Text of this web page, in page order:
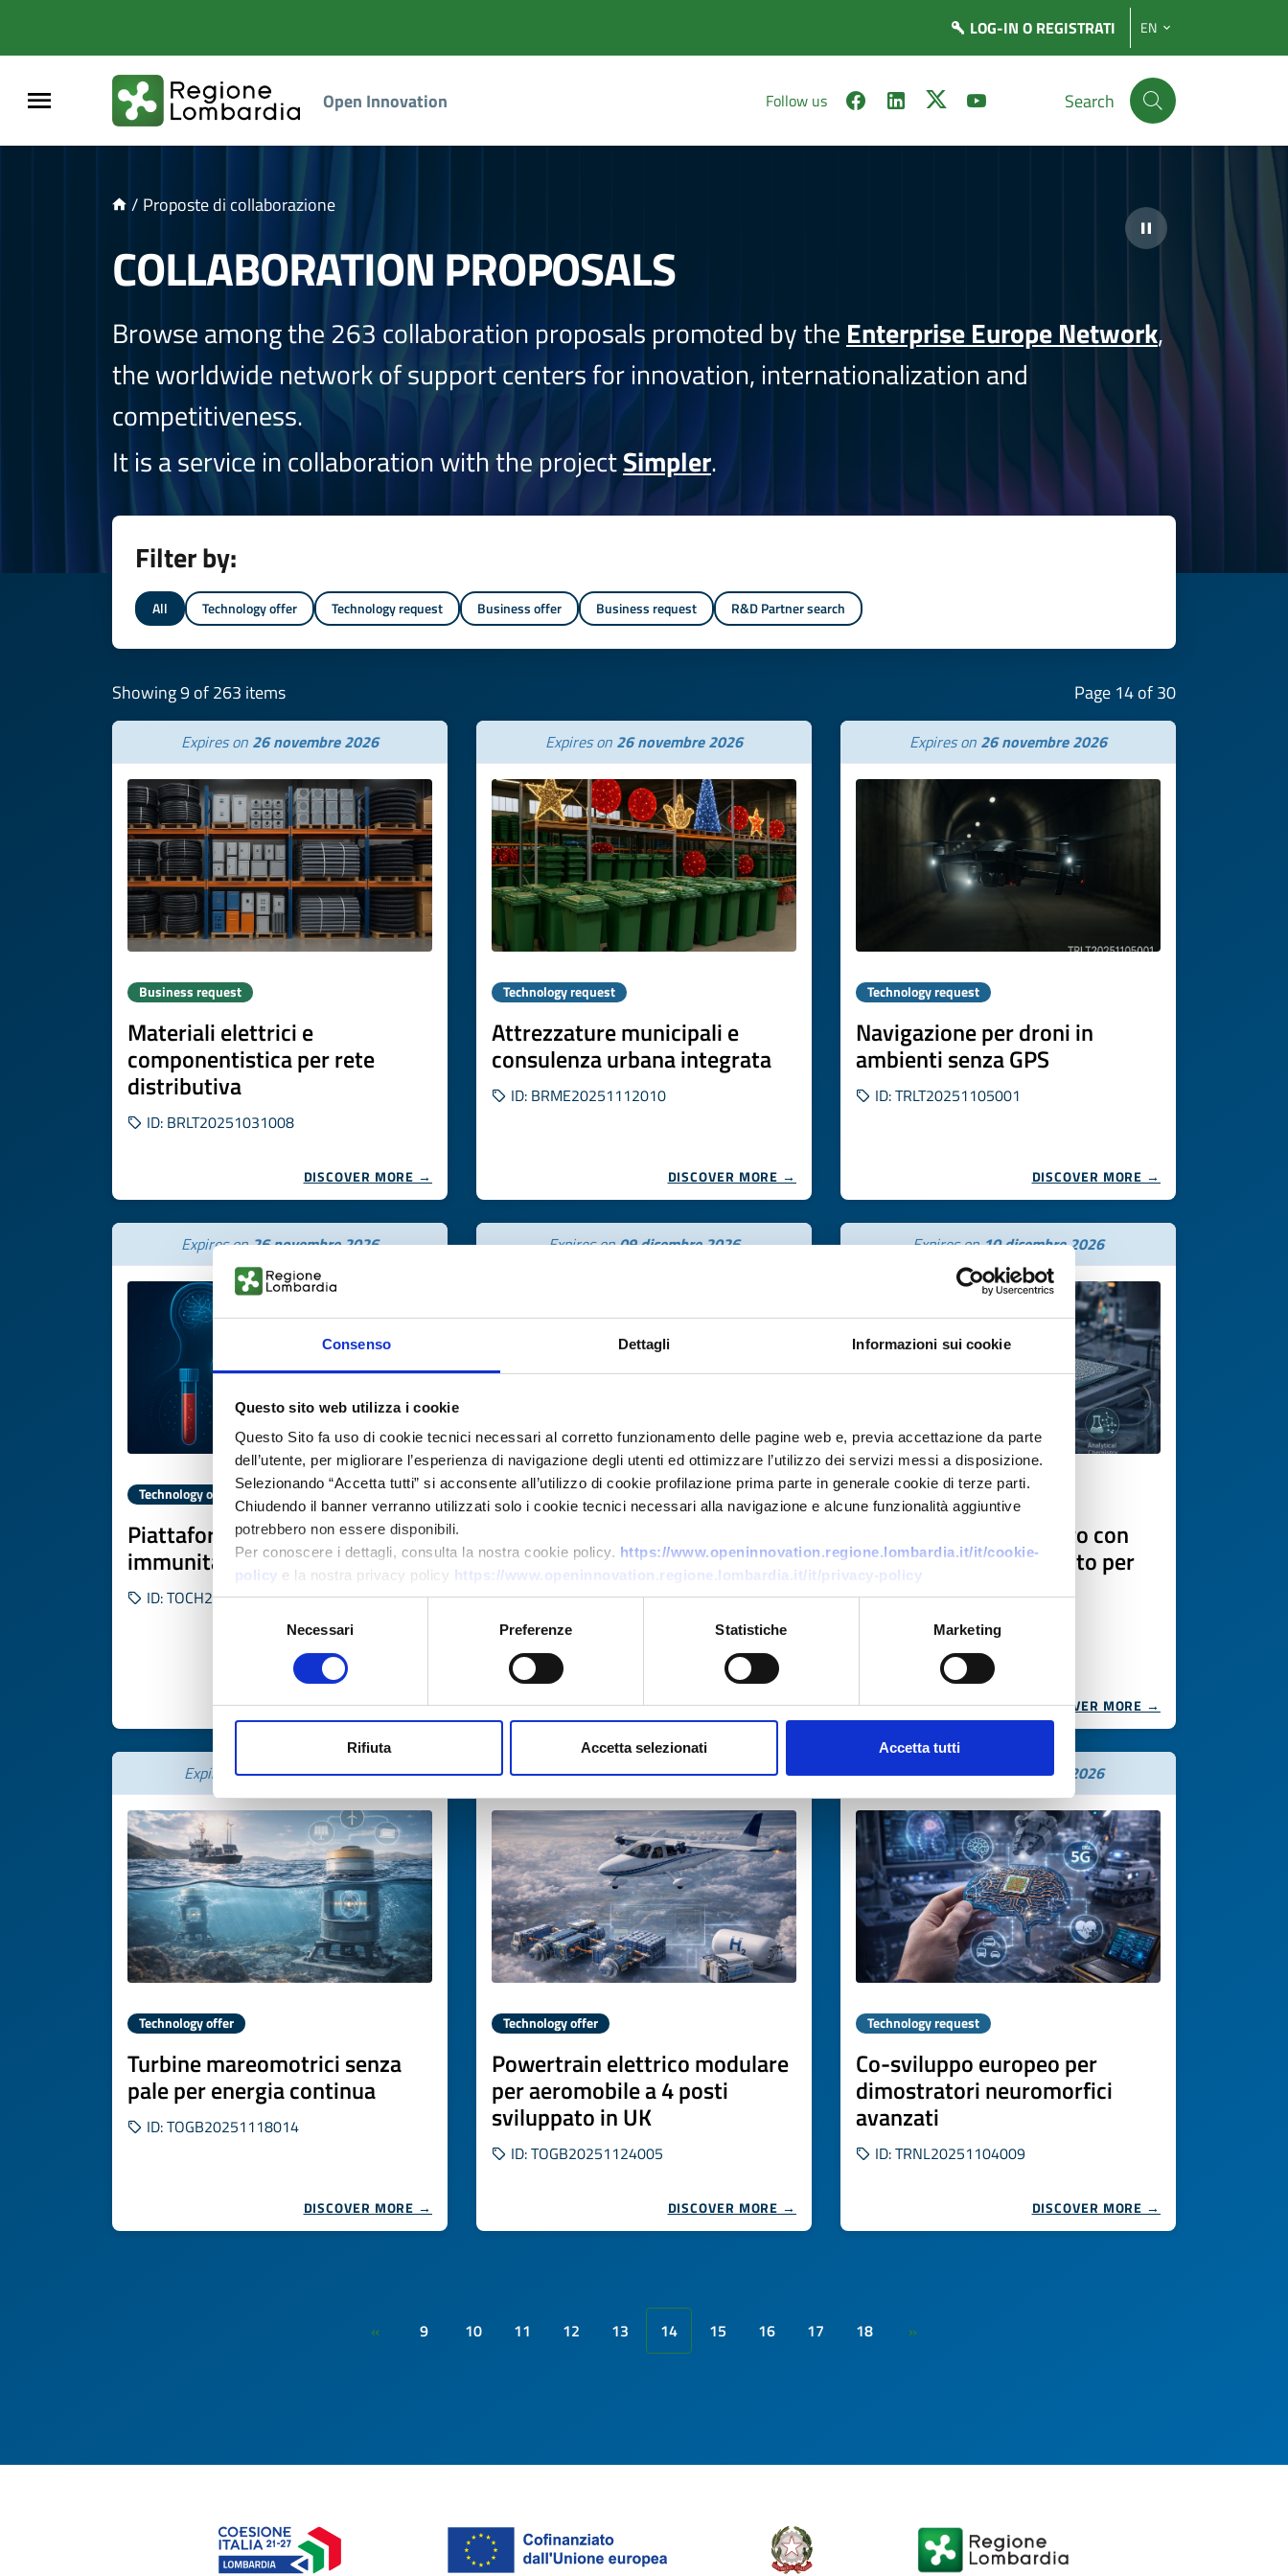
Consenso Dettagli Informazioni sui cookie
Questo sito web utilizza i cookie
Questo Sito fa uso di cookie tecnici necessari al corretto funzionamento delle pagine web e, previa accettazione da parte
dell’utente, per migliorare l’esperienza di navigazione degli utenti ed ottimizzare l’utilizzo dei servizi messi a disposizione.
Selezionando “Accetta tutti” si acconsente all’utilizzo di cookie profilazione prima parte in generale cookie di terze parti.
Chiudendo il banner verranno utilizzati solo i cookie tecnici necessari alla navigazione e alcune funzionalità aggiuntive
potrebbero non essere disponibili.
Per conoscere i dettagli, consulta la nostra cookie policy. https://www.openinnovation.regione.lombardia.it/it/cookie-
policy e la nostra privacy policy https://www.openinnovation.regione.lombardia.it/it/privacy-policy
Necessari Preferenze Statistiche Marketing
Rifiuta Accetta selezionati Accetta tutti
LOG-IN O REGISTRATI EN
Open Innovation Follow us Search
/ Proposte di collaborazione
COLLABORATION PROPOSALS
Browse among the 263 collaboration proposals promoted by the Enterprise Europe Network,
the worldwide network of support centers for innovation, internationalization and
competitiveness.
It is a service in collaboration with the projectSimpler.
Filter by:
All Technology offer Technology request Business offer Business request R&D Partner search
Showing 9 of 263 items Page 14 of 30
Expires on 26 novembre 2026
Business request
Materiali elettrici e
componentistica per rete
distributiva
ID: BRLT20251031008
DISCOVER MORE →
Expires on 26 novembre 2026
Technology request
Attrezzature municipali e
consulenza urbana integrata
ID: BRME20251112010
DISCOVER MORE →
Expires on 26 novembre 2026
Technology request
Navigazione per droni in
ambienti senza GPS
ID: TRLT20251105001
DISCOVER MORE →
Expires on26 novembre 2026
Technology offer
Piattaforma di liquid biopsy
immunitaria guidata da AI
ID: TOCH20251030007
DISCOVER MORE →
Expires on09 dicembre 2026
Technology offer
donax: carbon projects e
leasing terreni
ID: TOGR20251209002
DISCOVER MORE →
Expires on10 dicembre 2026
Technology offer
Substrati SERS su vetro con
nanoparticelle d’argento per
rilevazione Raman
ID: TODE20251210005
DISCOVER MORE →
Expires on22 dicembre 2026
Technology offer
Turbine mareomotrici senza
pale per energia continua
ID: TOGB20251118014
DISCOVER MORE →
Expires on22 dicembre 2026
Technology offer
Powertrain elettrico modulare
per aeromobile a 4 posti
sviluppato in UK
ID: TOGB20251124005
DISCOVER MORE →
Expires on22 dicembre 2026
Technology request
Co-sviluppo europeo per
dimostratori neuromorfici
avanzati
ID: TRNL20251104009
DISCOVER MORE →
« 9 10 11 12 13 14 15 16 17 18 »